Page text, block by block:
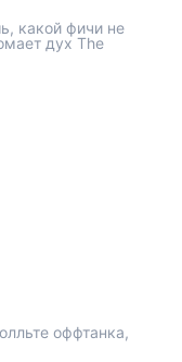
какой фичи не
дух The
оффтанка,